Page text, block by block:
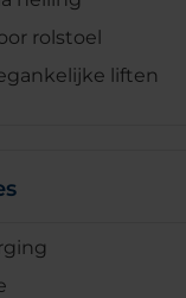
rolstoel
liften